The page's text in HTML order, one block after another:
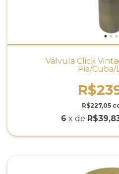
Válvula Click
Pia/Cuba/
R$227,05
6 x de